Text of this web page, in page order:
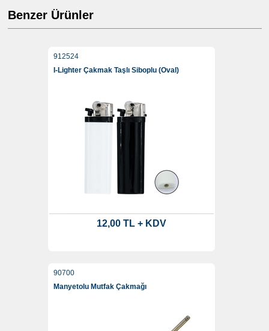
Benzer Ürünler
912524
I-Lighter Çakmak Taşlı Siboplu (Oval)
12,00 TL + KDV
90700
Manyetolu Mutfak Çakmağı